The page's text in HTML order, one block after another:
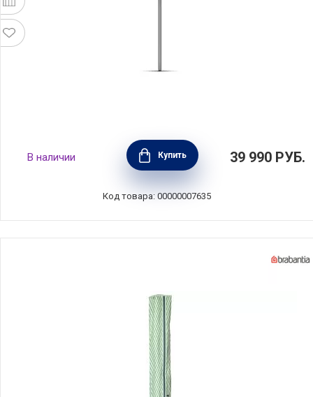
Уличная сушилка Lift-O-Matic 60 метров
навески, Brabantia, Бельгия, 311000
В наличии Купить 39 990 РУБ.
Код товара: 00000007635